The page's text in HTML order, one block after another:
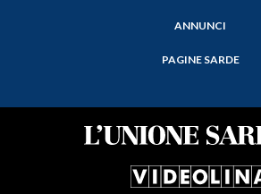
ANNUNCI
PAGINE SARDE